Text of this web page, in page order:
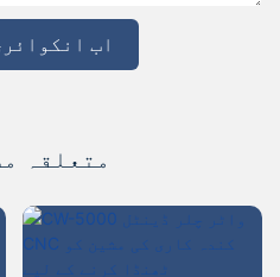
اب
متعلقہ